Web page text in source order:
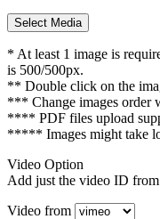
Select Media
* At least 1 image is
is 500/500px.
** Double click on the
*** Change images order
**** PDF files upload
***** Images might take
Video Option
Add just the video ID
Video from